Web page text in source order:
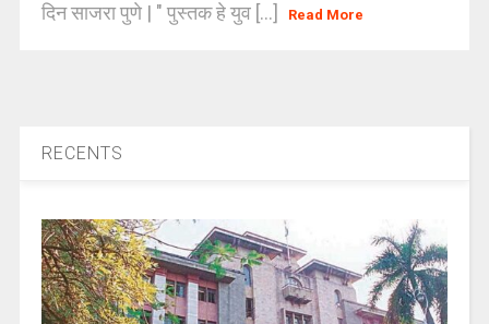
दिन साजरा पुणे | " पुस्तक हे युव [...]
Read More
RECENTS